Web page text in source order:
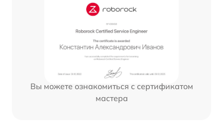
Вы можете ознакомиться с сертификатом
мастера